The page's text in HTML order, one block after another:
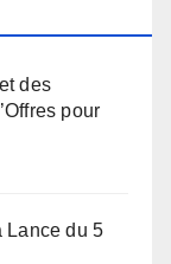
des
pour
Lance du 5